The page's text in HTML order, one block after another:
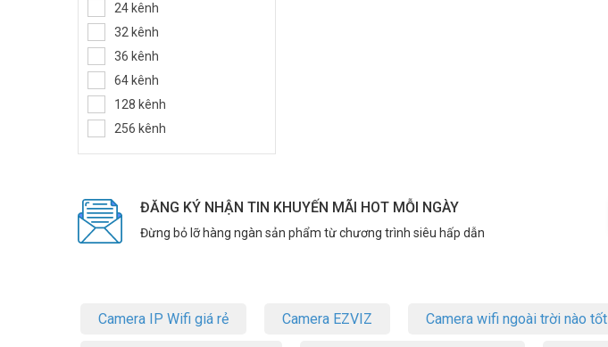
24 kênh
32 kênh
36 kênh
64 kênh
128 kênh
256 kênh
ĐĂNG KÝ NHẬN TIN KHUYẾN MÃI HOT MỖI NGÀY
Đừng bỏ lỡ hàng ngàn sản phẩm từ chương trình siêu hấp dẫn
Camera IP Wifi giá rẻ Camera EZVIZ Camera wifi ngoài trời nào tốt